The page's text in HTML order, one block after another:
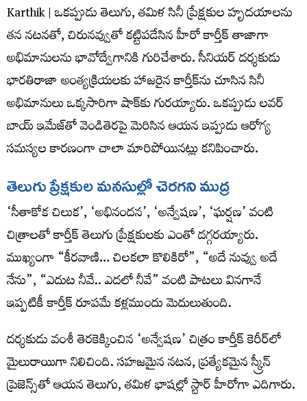
Karthik | ఒకప్పుడు తెలుగు, తమిళ సినీ ప్రేక్షకుల హృదయాలను
తన నటనతో, చిరునవ్వుతో కట్టిపడేసిన హీరో కార్తీక్ తాజాగా
అభిమానులను భావోద్వేగానికి గురిచేశారు. సీనియర్ దర్శకుడు
భారతిరాజా అంత్యక్రియలకు హాజరైన కార్తీక్‌ను చూసిన సినీ
అభిమానులు ఒక్కసారిగా షాక్‌కు గురయ్యారు. ఒకప్పుడు లవర్
బాయ్ ఇమేజ్‌తో వెండితెరపై మెరిసిన ఆయన ఇప్పుడు ఆరోగ్య
సమస్యల కారణంగా చాలా మారిపోయినట్లు కనిపించారు.
తెలుగు ప్రేక్షకుల మనసుల్లో చెరగని ముద్ర
‘సీతాకోక చిలుక’, ‘అభినందన’, ‘అన్వేషణ’, ‘ఘర్షణ’ వంటి
చిత్రాలతో కార్తీక్ తెలుగు ప్రేక్షకులకు ఎంతో దగ్గరయ్యారు.
ముఖ్యంగా “కీరవాణి… చిలకలా కొలికిరో”, “అదే నువ్వు అదే
నేను”, “ఎదుట నీవే.. ఎదలో నీవే” వంటి పాటలు వినగానే
ఇప్పటికీ కార్తీక్ రూపమే కళ్లముందు మెదులుతుంది.
దర్శకుడు వంశీ తెరకెక్కించిన ‘అన్వేషణ’ చిత్రం కార్తీక్ కెరీర్‌లో
మైలురాయిగా నిలిచింది. సహజమైన నటన, ప్రత్యేకమైన స్క్రీన్
ప్రెజెన్స్‌తో ఆయన తెలుగు, తమిళ భాషల్లో స్టార్ హీరోగా ఎదిగారు.